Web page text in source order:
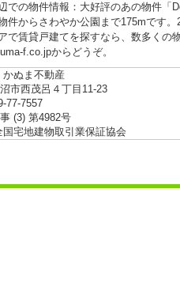
での物件情報：大好評のあの物件「
件からさわやか公園まで175mです
で賃貸戸建てを探すなら、数多くの
f.co.jpからどうぞ。
ぬま不動産
市西茂呂４丁目11-23
77-7557
(3) 第4982号
国宅地建物取引業保証協会